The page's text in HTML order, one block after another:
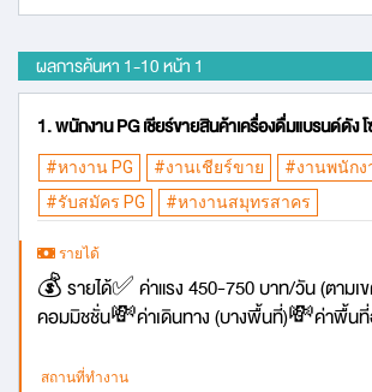
ผลการค้นหา 1-10 หน้า 1
1. พนักงาน PG เชียร์ขายสินค้าเครื่องดื่มแบรนด์ดัง
#หางาน PG #งานเชียร์ขาย
#งานพนักง
#รับสมัคร PG
#หางานสมุทรสาคร
รายได้
💰 รายได้✅ ค่าแรง 450-750 บาท/วัน (ตาม
คอมมิชชั่น💸ค่าเดินทาง (บางพื้นที่)💸ค่าพื้น
สถานที่ทำงาน